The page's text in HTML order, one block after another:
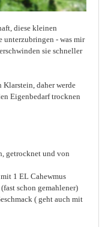
diese kleinen
- was mir
sie schneller
daher werde
Eigenbedarf trocknen
getrocknet und von
1 EL Cahewmus
schon gemahlener)
( geht auch mit